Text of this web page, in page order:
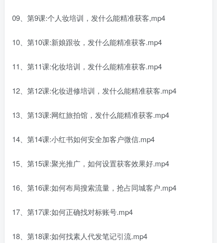
09、第9课:个人妆培训，发什么能精准获客,mp4
10、第10课:新娘跟妆，发什么能精准获客.mp4
11、第11课:化妆培训，发什么能精准获客.mp4
12、第12课:化妆进修培训，发什么能精准获客.mp4
13、第13课:网红旅拍馆，发什么能精准获客.mp4
14、第14课:小红书如何安全加客户微信.mp4
15、第15课:聚光推广，如何设置获客效果好.mp4
16、第16课:如何布局搜索流量，抢占同城客户.mp4
17、第17课:如何正确找对标账号.mp4
18、第18课:如何找素人代发笔记引流.mp4